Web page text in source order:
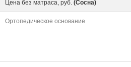
Цена без матраса, руб. (Сосна)
Ортопедическое основание